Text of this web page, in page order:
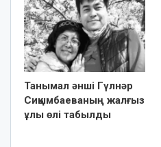
Танымал әнші Гүлнәр
Сиқымбаеваның жалғыз
ұлы өлі табылды